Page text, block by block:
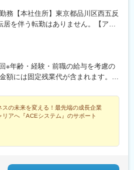
務【本社住所】東京都品川区西五反
を伴う転勤はありません。【アク
線、都営浅草線 「五反田駅」より
小路駅」より徒歩6分◆JR埼京線・
※年齢・経験・前職の給与を考慮の
額には固定残業代が含まれます。
も待遇の変更なし）
スの未来を変える！最先端の成長企業
リアへ『ACEシステム』のサポート